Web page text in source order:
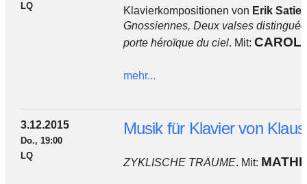
LQ
Klavierkompositionen von Erik Satie
Gnossiennes, Deux valses
porte héroïque du ciel. Mit: CAROL
mehr...
3.12.2015
Do., 19:00
LQ
Musik für Klavier von
ZYKLISCHE TRÄUME. Mit: